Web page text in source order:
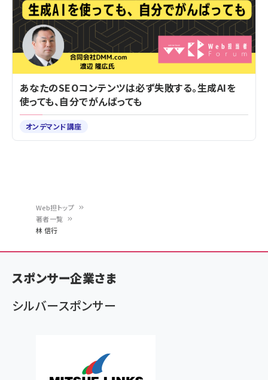
ン
く
ず
Web担トップ
著者一覧
林 信行
あなたのSEOコンテンツは必ず失敗する。生成AIを
使っても、自分でがんばっても
オンデマンド講座
スポンサー企業さま
シルバースポンサー